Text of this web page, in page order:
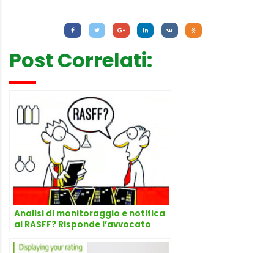
Post Correlati:
Analisi di monitoraggio e notifica
al RASFF? Risponde l’avvocato